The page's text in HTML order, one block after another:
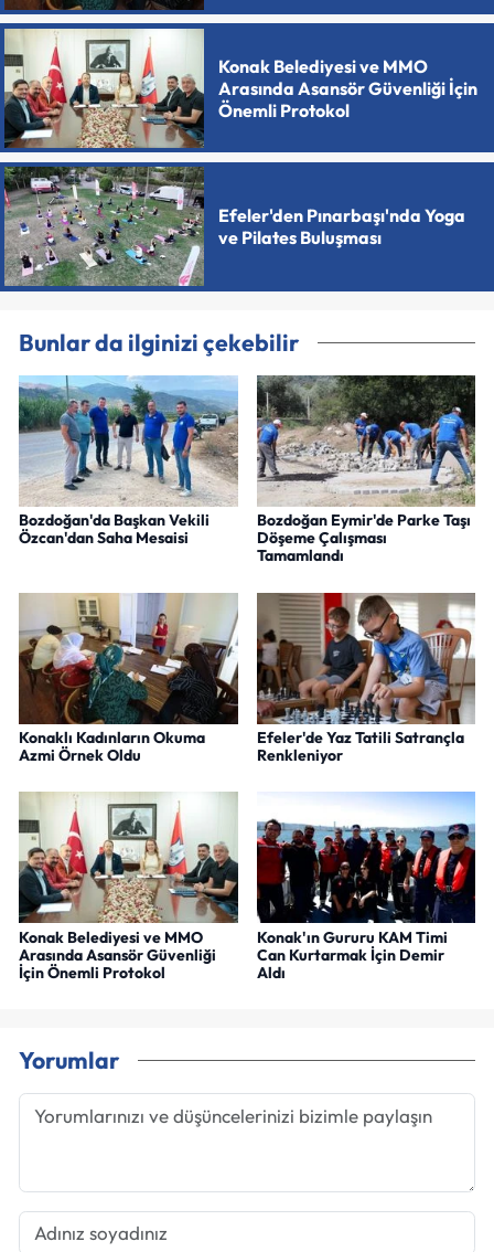
Konak Belediyesi ve MMO
Arasında Asansör Güvenliği İçin
Önemli Protokol
Efeler'den Pınarbaşı'nda Yoga
ve Pilates Buluşması
Bunlar da ilginizi çekebilir
Bozdoğan'da Başkan Vekili
Özcan'dan Saha Mesaisi
Bozdoğan Eymir'de Parke Taşı
Döşeme Çalışması
Tamamlandı
Konaklı Kadınların Okuma
Azmi Örnek Oldu
Efeler'de Yaz Tatili Satrançla
Renkleniyor
Konak Belediyesi ve MMO
Arasında Asansör Güvenliği
İçin Önemli Protokol
Konak'ın Gururu KAM Timi
Can Kurtarmak İçin Demir
Aldı
Yorumlar